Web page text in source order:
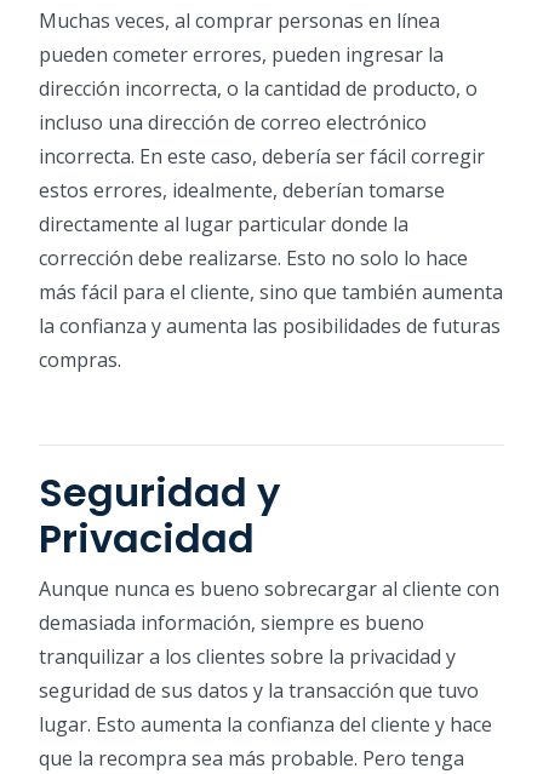
Muchas veces, al comprar personas en línea
pueden cometer errores, pueden ingresar la
dirección incorrecta, o la cantidad de producto, o
incluso una dirección de correo electrónico
incorrecta. En este caso, debería ser fácil corregir
estos errores, idealmente, deberían tomarse
directamente al lugar particular donde la
corrección debe realizarse. Esto no solo lo hace
más fácil para el cliente, sino que también aumenta
la confianza y aumenta las posibilidades de futuras
compras.
Seguridad y
Privacidad
Aunque nunca es bueno sobrecargar al cliente con
demasiada información, siempre es bueno
tranquilizar a los clientes sobre la privacidad y
seguridad de sus datos y la transacción que tuvo
lugar. Esto aumenta la confianza del cliente y hace
que la recompra sea más probable. Pero tenga